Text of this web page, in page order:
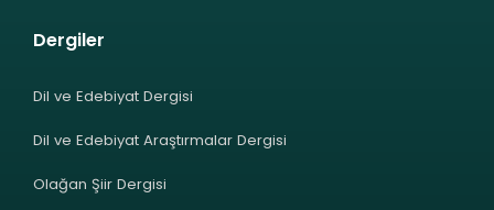
Dergiler
Dil ve Edebiyat Dergisi
Dil ve Edebiyat Araştırmalar Dergisi
Olağan Şiir Dergisi